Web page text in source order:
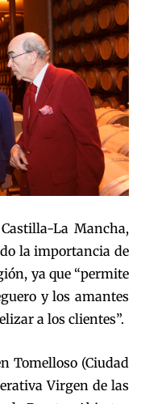
La Mancha,
la importancia de
ya que “permite
y los amantes
a los clientes”.
Tomelloso (Ciudad
Virgen de las